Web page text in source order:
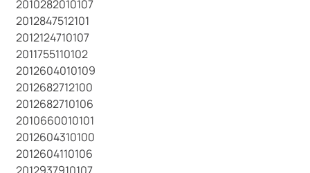
2010282010107
2012847512101
2012124710107
2011755110102
2012604010109
2012682712100
2012682710106
2010660010101
2012604310100
2012604110106